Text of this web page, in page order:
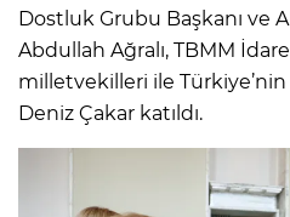
Dostluk Grubu Başkanı ve
Abdullah Ağralı, TBMM
milletvekilleri ile
Deniz Çakar katıldı.